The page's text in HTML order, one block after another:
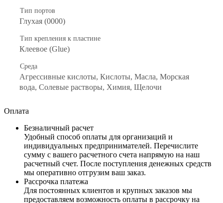
Тип портов
Глухая (0000)
Тип крепления к пластине
Клеевое (Glue)
Среда
Агрессивные кислоты, Кислоты, Масла, Морская
вода, Солевые растворы, Химия, Щелочи
Оплата
Безналичный расчет
Удобный способ оплаты для организаций и
индивидуальных предпринимателей. Перечислите
сумму с вашего расчетного счета напрямую на наш
расчетный счет. После поступления денежных средств
мы оперативно отгрузим ваш заказ.
Рассрочка платежа
Для постоянных клиентов и крупных заказов мы
предоставляем возможность оплаты в рассрочку на